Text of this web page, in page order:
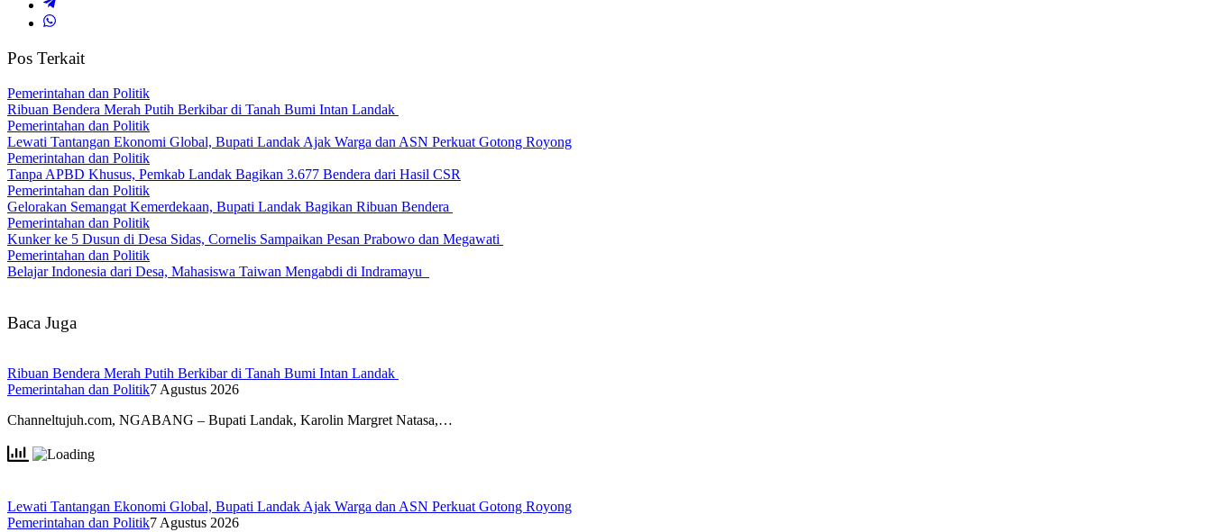
Pos Terkait
Pemerintahan dan Politik
Ribuan Bendera Merah Putih Berkibar di Tanah Bumi Intan Landak
Pemerintahan dan Politik
Lewati Tantangan Ekonomi Global, Bupati Landak Ajak Warga dan ASN Perkuat Gotong Royong
Pemerintahan dan Politik
Tanpa APBD Khusus, Pemkab Landak Bagikan 3.677 Bendera dari Hasil CSR
Pemerintahan dan Politik
Gelorakan Semangat Kemerdekaan, Bupati Landak Bagikan Ribuan Bendera
Pemerintahan dan Politik
Kunker ke 5 Dusun di Desa Sidas, Cornelis Sampaikan Pesan Prabowo dan Megawati
Pemerintahan dan Politik
Belajar Indonesia dari Desa, Mahasiswa Taiwan Mengabdi di Indramayu
Baca Juga
Ribuan Bendera Merah Putih Berkibar di Tanah Bumi Intan Landak
Pemerintahan dan Politik7 Agustus 2026
Channeltujuh.com, NGABANG – Bupati Landak, Karolin Margret Natasa,…
Lewati Tantangan Ekonomi Global, Bupati Landak Ajak Warga dan ASN Perkuat Gotong Royong
Pemerintahan dan Politik7 Agustus 2026